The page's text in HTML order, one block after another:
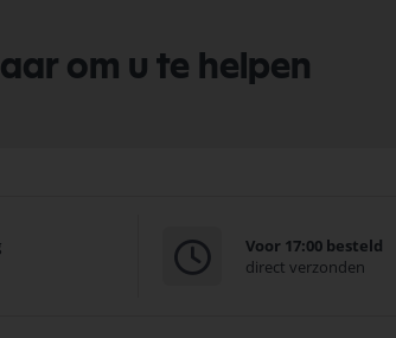
om u te helpen
Voor 17:00 besteld
direct verzonden